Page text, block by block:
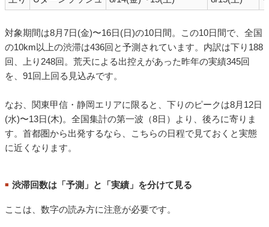
対象期間は8月7日(金)〜16日(日)の10日間。この10日間で、全国
の10km以上の渋滞は436回と予測されています。内訳は下り188
回、上り248回。荒天による出控えがあった昨年の実績345回
を、91回上回る見込みです。
なお、関東甲信・静岡エリアに限ると、下りのピークは8月12日
(水)〜13日(木)。全国集計の第一波（8日）より、後ろに寄りま
す。首都圏から出発するなら、こちらの日程で見ておくと実態
に近くなります。
■ 渋滞回数は「予測」と「実績」を分けて見る
ここは、数字の読み方に注意が必要です。